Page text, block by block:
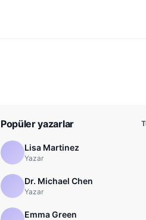
Popüler yazarlar
Lisa Martinez
Yazar
Dr. Michael Chen
Yazar
Emma Green